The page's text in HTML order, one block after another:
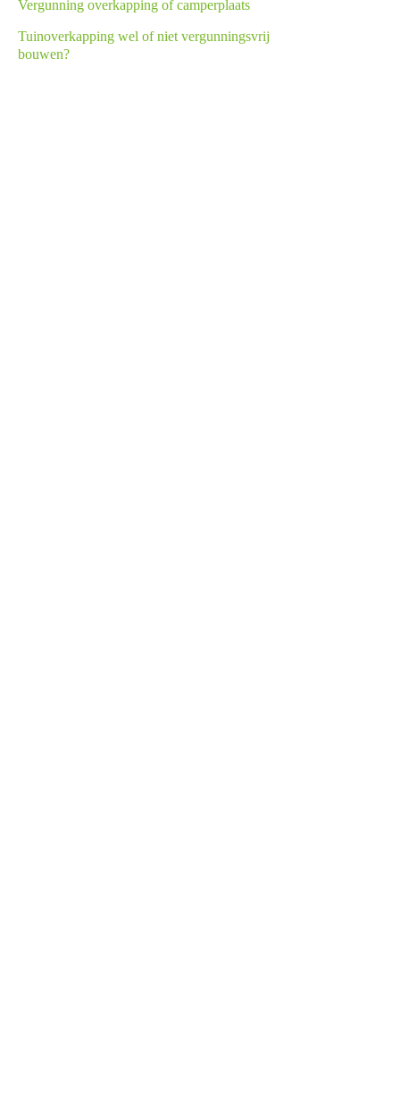
Vergunning overkapping of camperplaats
Tuinoverkapping wel of niet vergunningsvrij
bouwen?